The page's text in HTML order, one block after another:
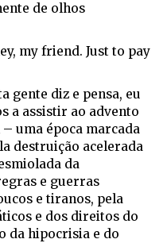
de olhos
my friend. Just to pay
gente diz e pensa, eu
a assistir ao advento
uma época marcada
destruição acelerada
da
e guerras
e tiranos, pela
e dos direitos do
da hipocrisia e do